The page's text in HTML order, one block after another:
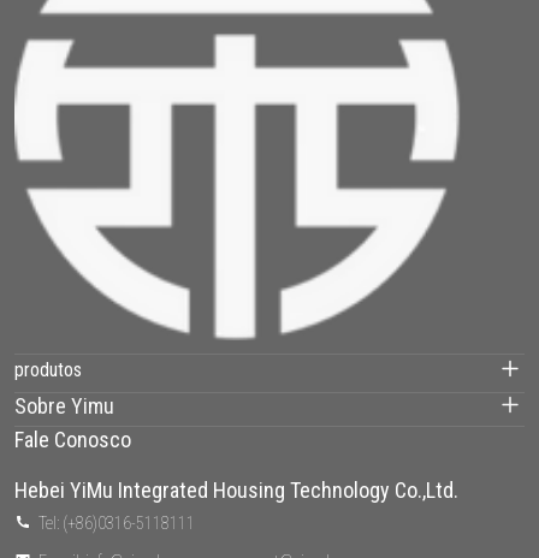
produtos
casa pré-fabricada
Villa Aço Leve
Sobre Yimu
Sobre nós
Fale Conosco
Hebei YiMu Integrated Housing Technology Co.,Ltd.
Tel: (+86)0316-5118111